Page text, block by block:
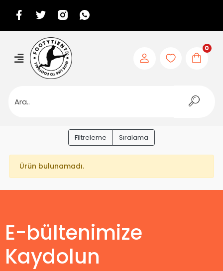
0
Filtreleme Sıralama
Ürün bulunamadı.
E-bültenimize
Kaydolun